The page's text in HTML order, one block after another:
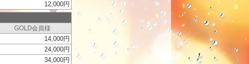
12,000円
GOLD会員様
14,000円
24,000円
34,000円